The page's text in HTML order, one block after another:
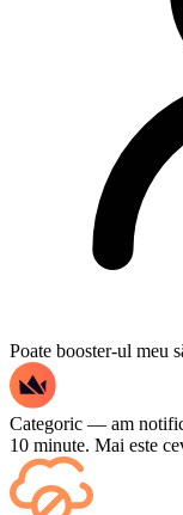
Poate booster-ul meu
Categoric — am
10 minute. Mai este